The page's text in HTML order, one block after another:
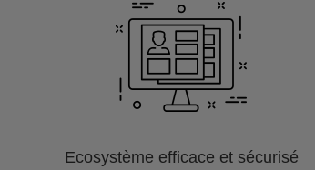
Ecosystème efficace et sécurisé